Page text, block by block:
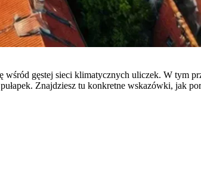
gęstej sieci klimatycznych uliczek. W tym
Znajdziesz tu konkretne wskazówki, jak